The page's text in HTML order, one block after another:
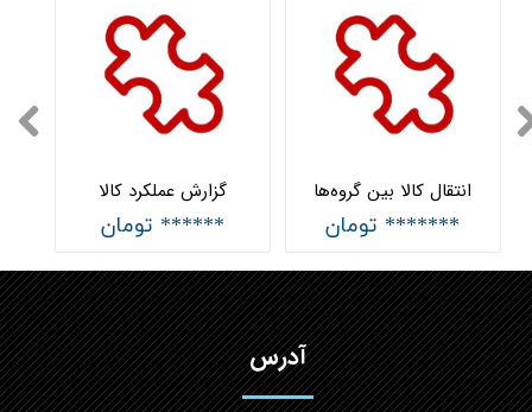
گزارش عملکرد کالا
****** تومان
انتقال کالا بین گروه‌ها
******* تومان
آدرس